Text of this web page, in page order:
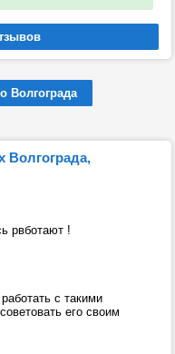
Волгограда
Волгограда,
рвботают !
с такими
его своим